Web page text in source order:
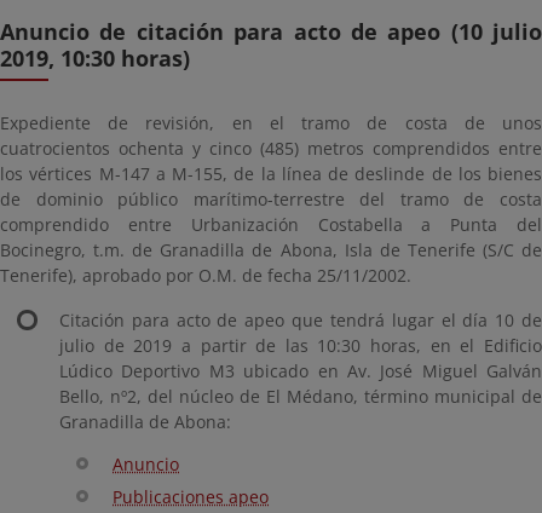
Anuncio de citación para acto de apeo (10 julio
2019, 10:30 horas)
Expediente de revisión, en el tramo de costa de unos
cuatrocientos ochenta y cinco (485) metros comprendidos entre
los vértices M-147 a M-155, de la línea de deslinde de los bienes
de dominio público marítimo-terrestre del tramo de costa
comprendido entre Urbanización Costabella a Punta del
Bocinegro, t.m. de Granadilla de Abona, Isla de Tenerife (S/C de
Tenerife), aprobado por O.M. de fecha 25/11/2002.
Citación para acto de apeo que tendrá lugar el día 10 de
julio de 2019 a partir de las 10:30 horas, en el Edificio
Lúdico Deportivo M3 ubicado en Av. José Miguel Galván
Bello, nº2, del núcleo de El Médano, término municipal de
Granadilla de Abona:
Anuncio
Publicaciones apeo